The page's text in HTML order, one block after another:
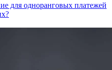
для одноранговых платежей